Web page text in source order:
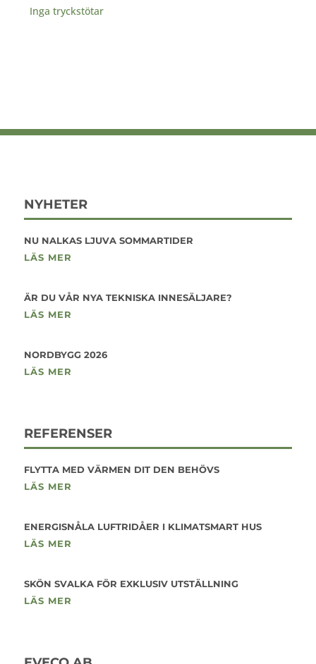
Inga tryckstötar
NYHETER
NU NALKAS LJUVA SOMMARTIDER
LÄS MER
ÄR DU VÅR NYA TEKNISKA INNESÄLJARE?
LÄS MER
NORDBYGG 2026
LÄS MER
REFERENSER
FLYTTA MED VÄRMEN DIT DEN BEHÖVS
LÄS MER
ENERGISNÅLA LUFTRIDÅER I KLIMATSMART HUS
LÄS MER
SKÖN SVALKA FÖR EXKLUSIV UTSTÄLLNING
LÄS MER